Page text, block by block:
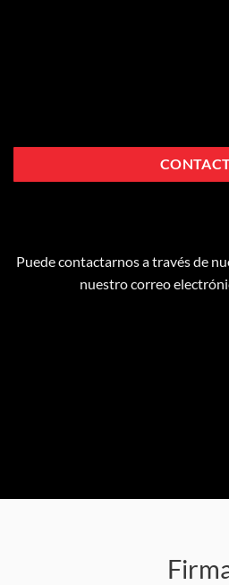
Puede contactarnos a través de
nuestro correo